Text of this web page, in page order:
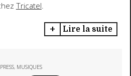
Tricatel.
Lire la suite
, MUSIQUES